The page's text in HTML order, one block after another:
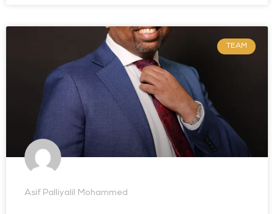
TEAM
Asif Palliyalil Mohammed